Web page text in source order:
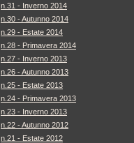
n.31 - Inverno 2014
n.30 - Autunno 2014
n.29 - Estate 2014
n.28 - Primavera 2014
n.27 - Inverno 2013
n.26 - Autunno 2013
n.25 - Estate 2013
n.24 - Primavera 2013
n.23 - Inverno 2013
n.22 - Autunno 2012
n.21 - Estate 2012